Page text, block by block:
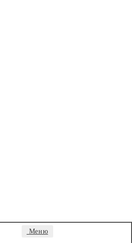
Меню